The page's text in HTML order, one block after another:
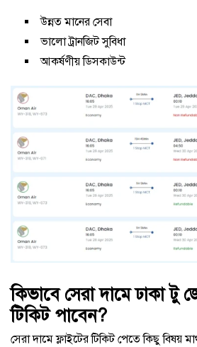
উন্নত মানের সেবা
ভালো ট্রানজিট সুবিধা
আকর্ষণীয় ডিসকাউন্ট
কিভাবে সেরা দামে ঢাকা টু
টিকিট পাবেন?
সেরা দামে ফ্লাইটের টিকিট পেতে কিছু বিষয়